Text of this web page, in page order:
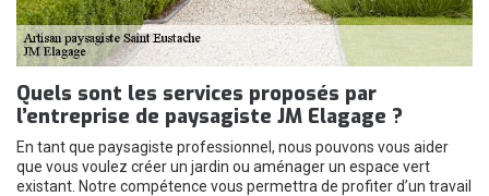
Quels sont les services proposés par
l’entreprise de paysagiste JM Elagage ?
En tant que paysagiste professionnel, nous pouvons vous aider
que vous voulez créer un jardin ou aménager un espace vert
existant. Notre compétence vous permettra de profiter d’un travail